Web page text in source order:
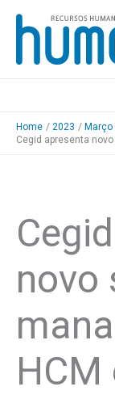
Skip
content
Home 2023 Março
Cegid apresenta
novo